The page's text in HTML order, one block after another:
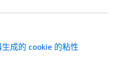
成的 cookie 的粘性